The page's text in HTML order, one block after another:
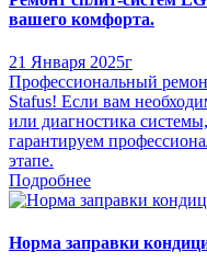
вашего комфорта.
21 Января 2025г
Профессиональный
Stafus! Если вам
или диагностика
гарантируем
этапе.
Подробнее
Норма заправки